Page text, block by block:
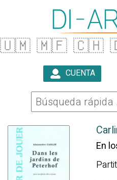
🇺🇲 🇲🇫 🇨🇭
CUENTA
En